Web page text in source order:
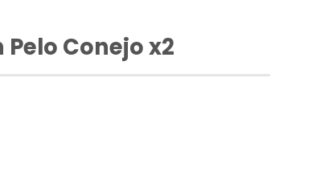
Conejo x2